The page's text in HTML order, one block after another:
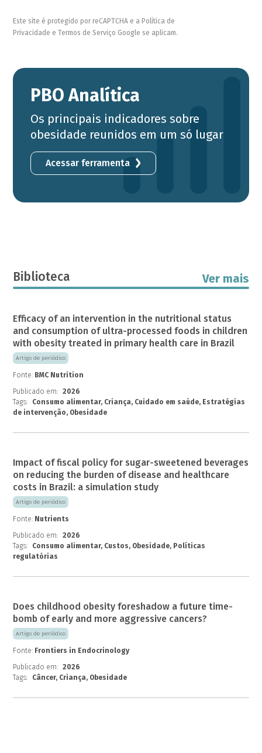
Este site é protegido por reCAPTCHA e a Política de
Privacidade e Termos de Serviço Google se aplicam.
PBO Analítica
Os principais indicadores sobre
obesidade reunidos em um só lugar
Acessar ferramenta
Biblioteca Ver mais
Efficacy of an intervention in the nutritional status
and consumption of ultra-processed foods in children
with obesity treated in primary health care in Brazil
Artigo de periódico
Fonte: BMC Nutrition
Publicado em:
2026
Tags:
Consumo alimentar, Criança, Cuidado em saúde, Estratégias
de intervenção, Obesidade
Impact of fiscal policy for sugar-sweetened beverages
on reducing the burden of disease and healthcare
costs in Brazil: a simulation study
Artigo de periódico
Fonte: Nutrients
Publicado em:
2026
Tags:
Consumo alimentar, Custos, Obesidade, Políticas
regulatórias
Does childhood obesity foreshadow a future time-
bomb of early and more aggressive cancers?
Artigo de periódico
Fonte: Frontiers in Endocrinology
Publicado em:
2026
Tags:
Câncer, Criança, Obesidade